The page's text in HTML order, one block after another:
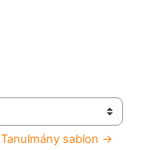
Tanulmány sablon →